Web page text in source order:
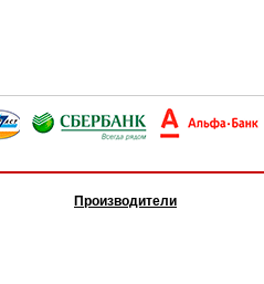
Производители